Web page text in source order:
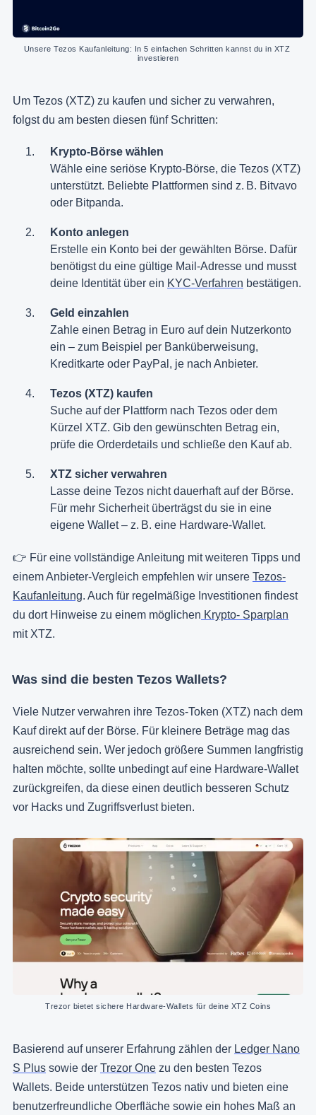
Unsere Tezos Kaufanleitung: In 5 einfachen Schritten kannst du in XTZ
investieren
Um Tezos (XTZ) zu kaufen und sicher zu verwahren,
folgst du am besten diesen fünf Schritten:
Krypto-Börse wählen
Wähle eine seriöse Krypto-Börse, die Tezos (XTZ)
unterstützt. Beliebte Plattformen sind z. B. Bitvavo
oder Bitpanda.
Konto anlegen
Erstelle ein Konto bei der gewählten Börse. Dafür
benötigst du eine gültige Mail-Adresse und musst
deine Identität über ein KYC-Verfahren bestätigen.
Geld einzahlen
Zahle einen Betrag in Euro auf dein Nutzerkonto
ein – zum Beispiel per Banküberweisung,
Kreditkarte oder PayPal, je nach Anbieter.
Tezos (XTZ) kaufen
Suche auf der Plattform nach Tezos oder dem
Kürzel XTZ. Gib den gewünschten Betrag ein,
prüfe die Orderdetails und schließe den Kauf ab.
XTZ sicher verwahren
Lasse deine Tezos nicht dauerhaft auf der Börse.
Für mehr Sicherheit überträgst du sie in eine
eigene Wallet – z. B. eine Hardware-Wallet.
👉 Für eine vollständige Anleitung mit weiteren Tipps und
einem Anbieter-Vergleich empfehlen wir unsere Tezos-
Kaufanleitung. Auch für regelmäßige Investitionen findest
du dort Hinweise zu einem möglichen Krypto- Sparplan
mit XTZ.
Was sind die besten Tezos Wallets?
Viele Nutzer verwahren ihre Tezos-Token (XTZ) nach dem
Kauf direkt auf der Börse. Für kleinere Beträge mag das
ausreichend sein. Wer jedoch größere Summen langfristig
halten möchte, sollte unbedingt auf eine Hardware-Wallet
zurückgreifen, da diese einen deutlich besseren Schutz
vor Hacks und Zugriffsverlust bieten.
Trezor bietet sichere Hardware-Wallets für deine XTZ Coins
Basierend auf unserer Erfahrung zählen der Ledger Nano
S Plus sowie der Trezor One zu den besten Tezos
Wallets. Beide unterstützen Tezos nativ und bieten eine
benutzerfreundliche Oberfläche sowie ein hohes Maß an